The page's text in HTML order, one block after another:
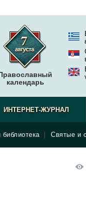
календарь
Святые и
ИНТЕРНЕТ-ЖУРНАЛ